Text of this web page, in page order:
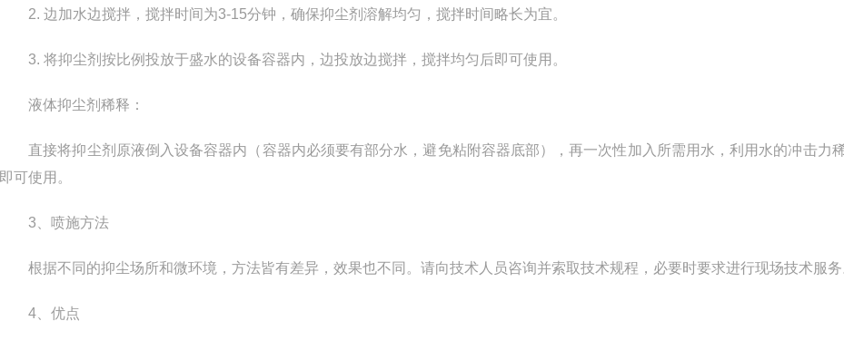
2. 边加水边搅拌，搅拌时间为3-15分钟，确保抑尘剂溶解均匀，搅拌时间略长为宜。
3. 将抑尘剂按比例投放于盛水的设备容器内，边投放边搅拌，搅拌均匀后即可使用。
液体抑尘剂稀释：
直接将抑尘剂原液倒入设备容器内（容器内必须要有部分水，避免粘附容器底部），再一次性加入所需用水，利用水的冲击力
即可使用。
3、喷施方法
根据不同的抑尘场所和微环境，方法皆有差异，效果也不同。请向技术人员咨询并索取技术规程，必要时要求进行现场技术服
4、优点